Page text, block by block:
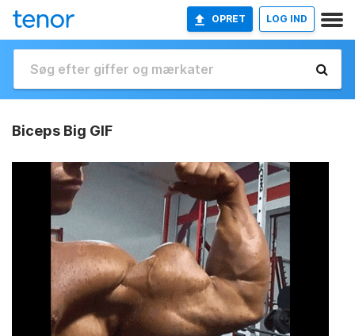
OPRET LOG IND
Biceps Big GIF